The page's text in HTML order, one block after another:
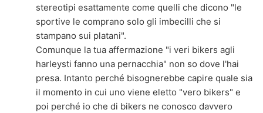
stereotipi esattamente come quelli che dicono "le
sportive le comprano solo gli imbecilli che si
stampano sui platani".
Comunque la tua affermazione "i veri bikers agli
harleysti fanno una pernacchia" non so dove l'hai
presa. Intanto perché bisognerebbe capire quale sia
il momento in cui uno viene eletto "vero bikers" e
poi perché io che di bikers ne conosco davvero